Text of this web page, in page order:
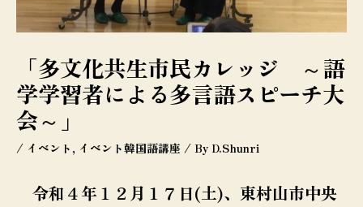
「多文化共生市民カレッジ ～語
学学習者による多言語スピーチ大
会～」
/ イベント , イベント韓国語講座 / By D.Shunri
令和４年１２月１７日(土)、東村山市中央